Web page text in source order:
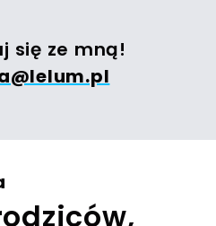
się ze mną!